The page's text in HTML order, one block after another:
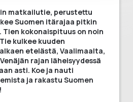
matkailutie, perustettu
Suomen itärajaa pitkin
kokonaispituus on noin
kulkee kuuden
etelästä, Vaalimaalta,
rajan läheisyydessä
asti. Koe ja nauti
ja rakastu Suomen